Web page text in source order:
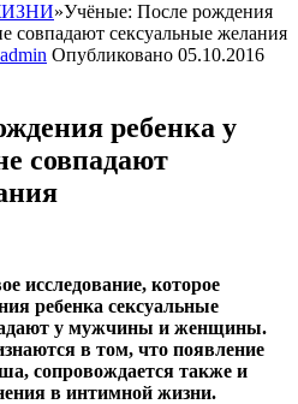
»Учёные: После рождения
совпадают сексуальные желания
Опубликовано 05.10.2016
ребенка у
совпадают
исследование, которое
ребенка сексуальные
у мужчины и женщины.
в том, что появление
сопровождается также и
в интимной жизни.